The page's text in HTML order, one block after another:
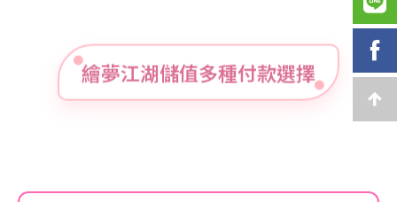
繪夢江湖儲值多種付款選擇